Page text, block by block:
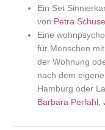
Ein Set
von Petra
Eine
für Menschen
der Wohnung
nach dem
Hamburg oder
Barbara Perfahl.